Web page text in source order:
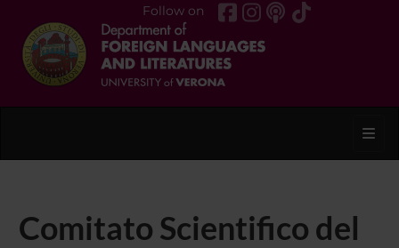
Follow on
Comitato Scientifico del